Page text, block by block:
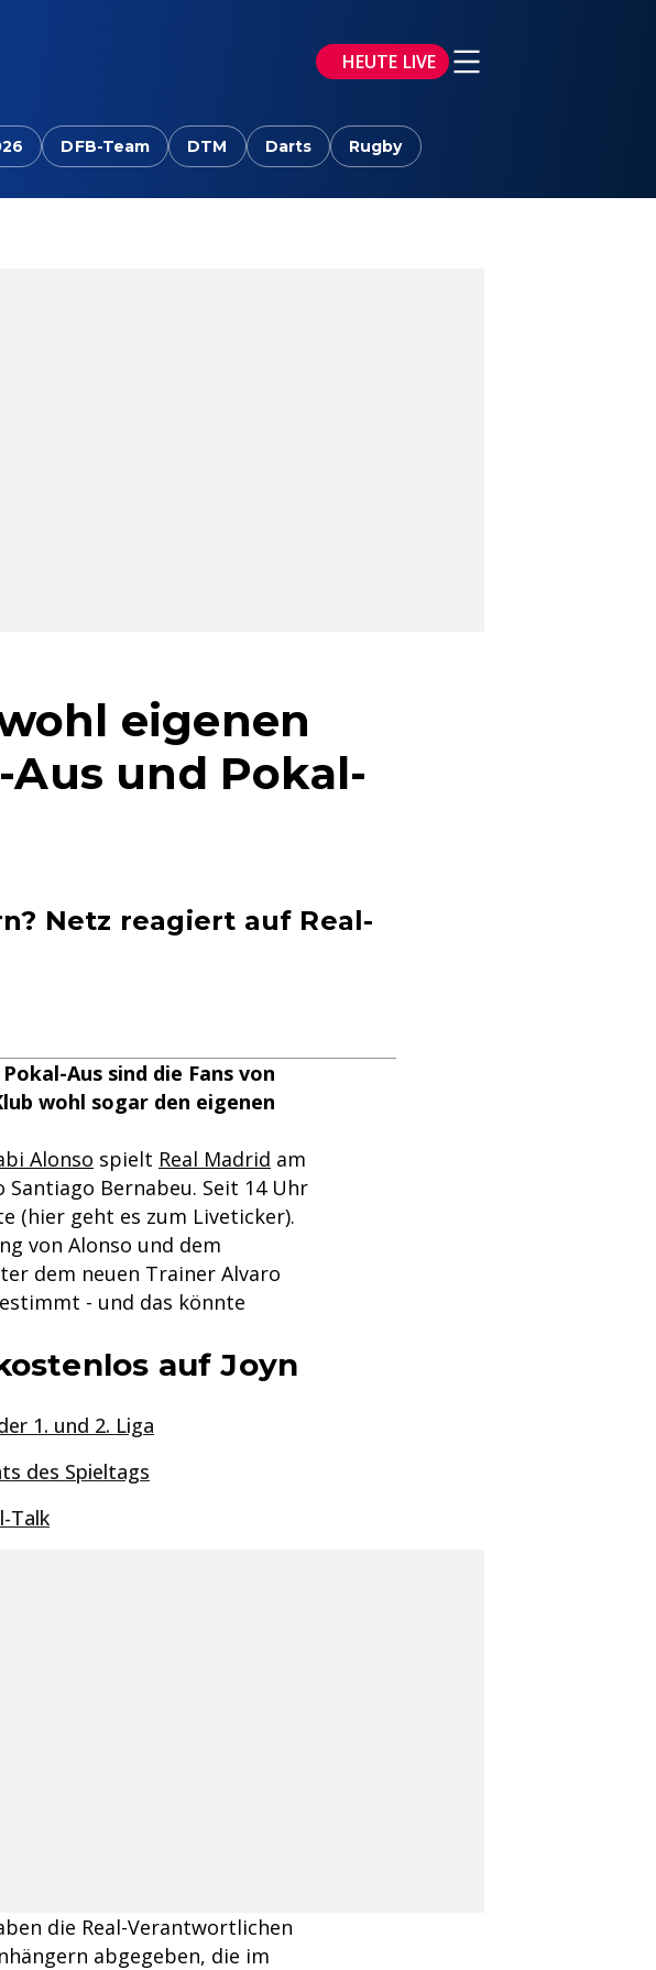
HEUTE LIVE
DFB-Team DTM Darts Rugby
eigenen
und Pokal-
Netz reagiert auf Real-
Aus sind die Fans von
wohl sogar den eigenen
Alonso spielt Real Madrid am
Bernabeu. Seit 14 Uhr
(hier geht es zum Liveticker).
von Alonso und dem
dem neuen Trainer Alvaro
- und das könnte
auf Joyn
1. und 2. Liga
des Spieltags
Talk
die Real-Verantwortlichen
abgegeben, die im